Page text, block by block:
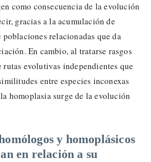
como consecuencia de la evolución
gracias a la acumulación de
relacionadas que da
En cambio, al tratarse rasgos
rutas evolutivas independientes que
entre especies inconexas
homoplasia surge de la evolución
y homoplásicos
en relación a su